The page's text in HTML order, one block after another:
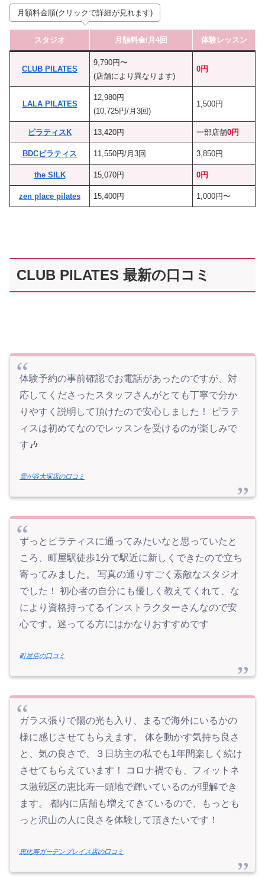
月額料金順(クリックで詳細が見れます)
スタジオ 月額料金/月4回 体験レッスン
CLUB PILATES
9,790円〜
(店舗により異なります)
0円
LALA PILATES
12,980円
(10,725円/月3回)
1,500円
ピラティスK 13,420円 一部店舗0円
BDCピラティス 11,550円/月3回 3,850円
the SILK 15,070円 0円
zen place pilates 15,400円 1,000円〜
CLUB PILATES 最新の口コミ
体験予約の事前確認でお電話があったのですが、対
応してくださったスタッフさんがとても丁寧で分か
りやすく説明して頂けたので安心しました！ ピラテ
ィスは初めてなのでレッスンを受けるのが楽しみで
す🎶
雪が谷大塚店の口コミ
ずっとピラティスに通ってみたいなと思っていたと
ころ、町屋駅徒歩1分で駅近に新しくできたので立ち
寄ってみました。 写真の通りすごく素敵なスタジオ
でした！ 初心者の自分にも優しく教えてくれて、な
により資格持ってるインストラクターさんなので安
心です。迷ってる方にはかなりおすすめです
町屋店の口コミ
ガラス張りで陽の光も入り、まるで海外にいるかの
様に感じさせてもらえます。 体を動かす気持ち良さ
と、気の良さで、３日坊主の私でも1年間楽しく続け
させてもらえています！ コロナ禍でも、フィットネ
ス激戦区の恵比寿一頭地で輝いているのが理解でき
ます。 都内に店舗も増えてきているので、もっとも
っと沢山の人に良さを体験して頂きたいです！
恵比寿ガーデンプレイス店の口コミ